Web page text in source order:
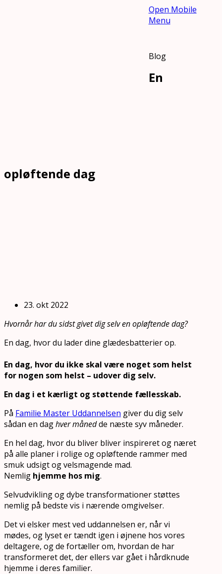
Open Mobile
Menu
Blog
En
opløftende dag
23. okt 2022
Hvornår har du sidst givet dig selv en opløftende dag?
En dag, hvor du lader dine glædesbatterier op.
En dag, hvor du ikke skal være noget som helst
for nogen som helst – udover dig selv.
En dag i et kærligt og støttende fællesskab.
På Familie Master Uddannelsen giver du dig selv
sådan en daghver månedde næste syv måneder.
En hel dag, hvor du bliver bliver inspireret og næret
på alle planer i rolige og opløftende rammer med
smuk udsigt og velsmagende mad.
Nemlig hjemme hos mig.
Selvudvikling og dybe transformationer støttes
nemlig på bedste vis i nærende omgivelser.
Det vi elsker mest ved uddannelsen er, når vi
mødes, og lyset er tændt igen i øjnene hos vores
deltagere, og de fortæller om, hvordan de har
transformeret det, der ellers var gået i hårdknude
hjemme i deres familier.